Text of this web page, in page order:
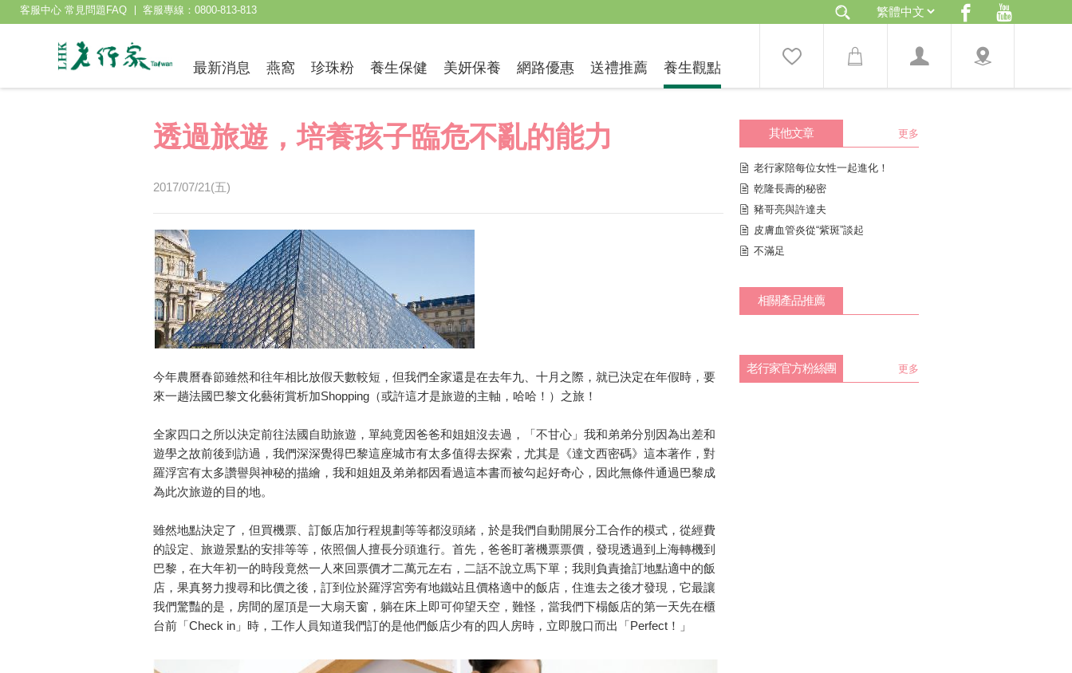
透過旅遊，培養孩子臨危不亂的能力
2017/07/21(五)
今年農曆春節雖然和往年相比放假天數較短，但我們全家還是在去年九、十月之際，就已決定在年假時，要
來一趟法國巴黎文化藝術賞析加Shopping（或許這才是旅遊的主軸，哈哈！）之旅！
全家四口之所以決定前往法國自助旅遊，單純竟因爸爸和姐姐沒去過，「不甘心」我和弟弟分別因為出差和
遊學之故前後到訪過，我們深深覺得巴黎這座城市有太多值得去探索，尤其是《達文西密碼》這本著作，對
羅浮宮有太多讚譽與神秘的描繪，我和姐姐及弟弟都因看過這本書而被勾起好奇心，因此無條件通過巴黎成
為此次旅遊的目的地。
雖然地點決定了，但買機票、訂飯店加行程規劃等等都沒頭緒，於是我們自動開展分工合作的模式，從經費
的設定、旅遊景點的安排等等，依照個人擅長分頭進行。首先，爸爸盯著機票票價，發現透過到上海轉機到
巴黎，在大年初一的時段竟然一人來回票價才二萬元左右，二話不說立馬下單；我則負責搶訂地點適中的飯
店，果真努力搜尋和比價之後，訂到位於羅浮宮旁有地鐵站且價格適中的飯店，住進去之後才發現，它最讓
我們驚豔的是，房間的屋頂是一大扇天窗，躺在床上即可仰望天空，難怪，當我們下榻飯店的第一天先在櫃
台前「Check in」時，工作人員知道我們訂的是他們飯店少有的四人房時，立即脫口而出「Perfect！」
其他文章 更多
老行家陪每位女性一起進化！
乾隆長壽的秘密
豬哥亮與許達夫
皮膚血管炎從“紫斑”談起
不滿足
相關產品推薦
老行家官方粉絲團 更多
最新消息 燕窩 珍珠粉 養生保健 美妍保養 網路優惠 送禮推薦 養生觀點
客服中心 常見問題FAQ 客服專線：0800-813-813